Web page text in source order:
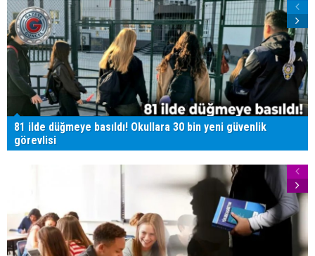
81 ilde düğmeye basıldı! Okullara 30 bin yeni güvenlik
görevlisi